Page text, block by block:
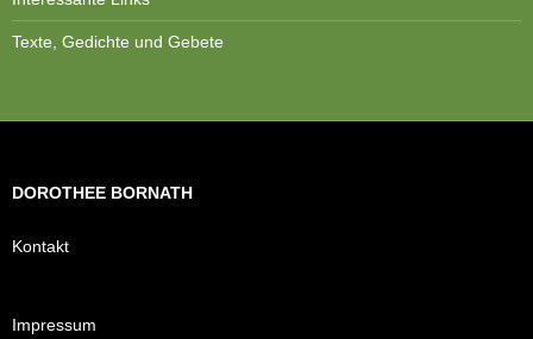
Texte, Gedichte und Gebete
DOROTHEE BORNATH
Kontakt
Impressum